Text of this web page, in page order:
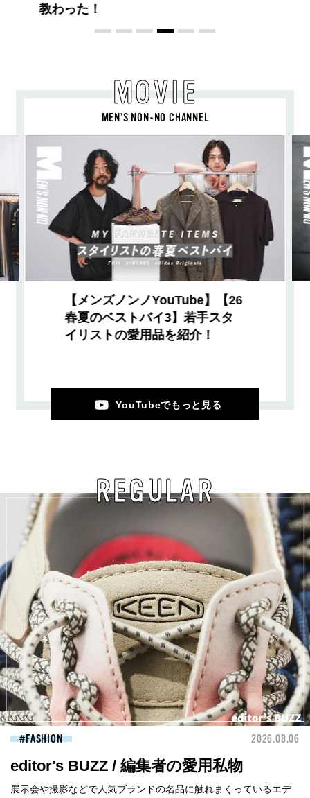
Vol.12］
MOVIE
MEN’S NON-NO CHANNEL
【メンズノンノYouTube】【26
春夏のベストバイ3】若手スタ
イリストの愛用品を紹介！
YouTubeでもっと見る
REGULAR
FASHION 2026.08.06
editor's BUZZ / 編集者の愛用私物
展示会や撮影などで人気ブランドの名品に触れまくっているエデ